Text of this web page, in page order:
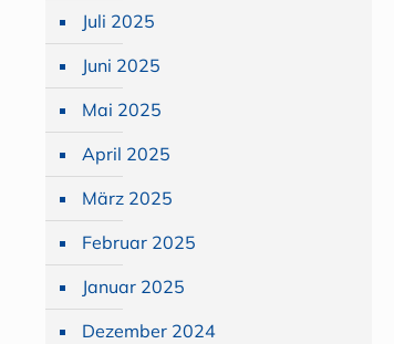
Juli 2025
Juni 2025
Mai 2025
April 2025
März 2025
Februar 2025
Januar 2025
Dezember 2024